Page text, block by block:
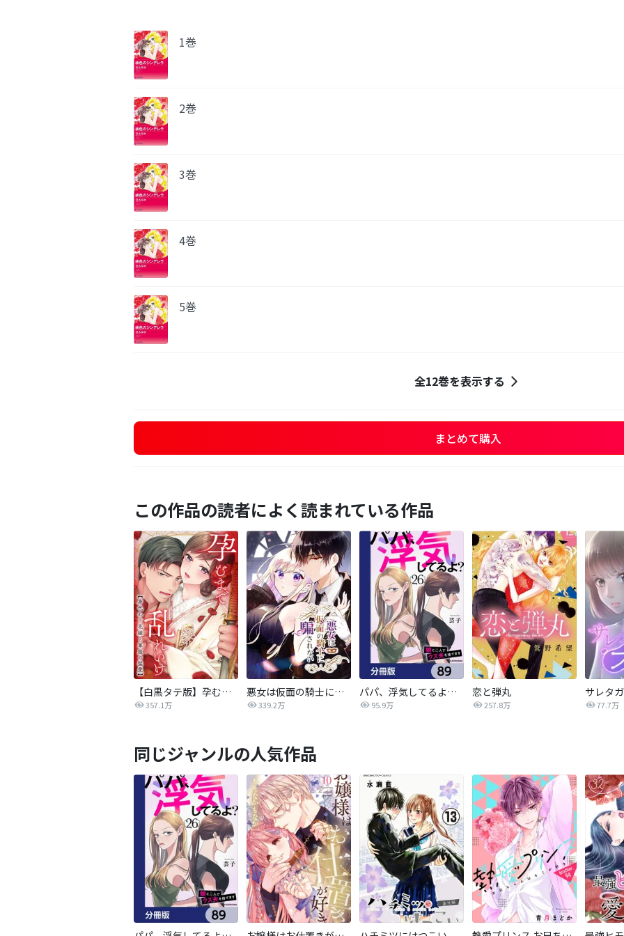
1巻
2巻
3巻
4巻
5巻
全12巻を表示する
まとめて購入
この作品の読者によく読まれている作品
【白黒タテ版】孕むまで乱れいけ～身代わり花嫁と軍服の猛愛
357.1万
悪女は仮面の騎士に騙されない
339.2万
パパ、浮気してるよ？娘と二人でクズ夫を捨てます【分冊版】
95.9万
恋と弾丸
257.8万 77.7万
同じジャンルの人気作品